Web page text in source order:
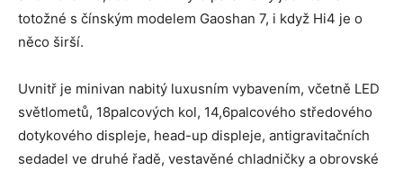
totožné s čínským modelem Gaoshan 7, i když Hi4 je o
něco širší.
Uvnitř je minivan nabitý luxusním vybavením, včetně LED
světlometů, 18palcových kol, 14,6palcového středového
dotykového displeje, head-up displeje, antigravitačních
sedadel ve druhé řadě, vestavěné chladničky a obrovské